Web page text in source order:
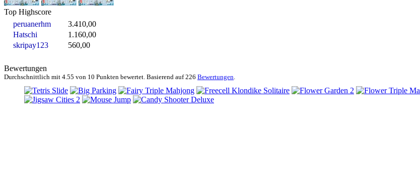
Top Highscore
peruanerhm
3.410,00
Hatschi
1.160,00
skripay123
560,00
Bewertungen
Durchschnittlich mit 4.55 von 10 Punkten bewertet. Basierend auf226 Bewertungen